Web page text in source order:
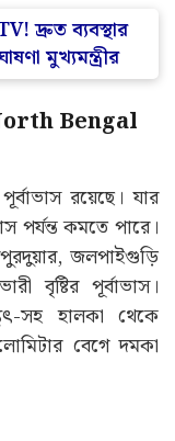
দ্রুত ব্যবস্থার
মুখ্যমন্ত্রীর
Bengal